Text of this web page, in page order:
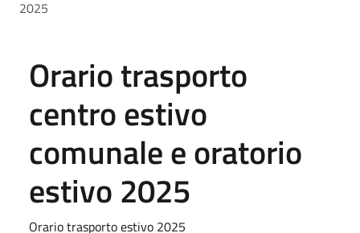
2025
Orario trasporto
centro estivo
comunale e oratorio
estivo 2025
Orario trasporto estivo 2025